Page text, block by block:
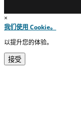
×
我们使用 Cookie。
以提升您的体验。
接受